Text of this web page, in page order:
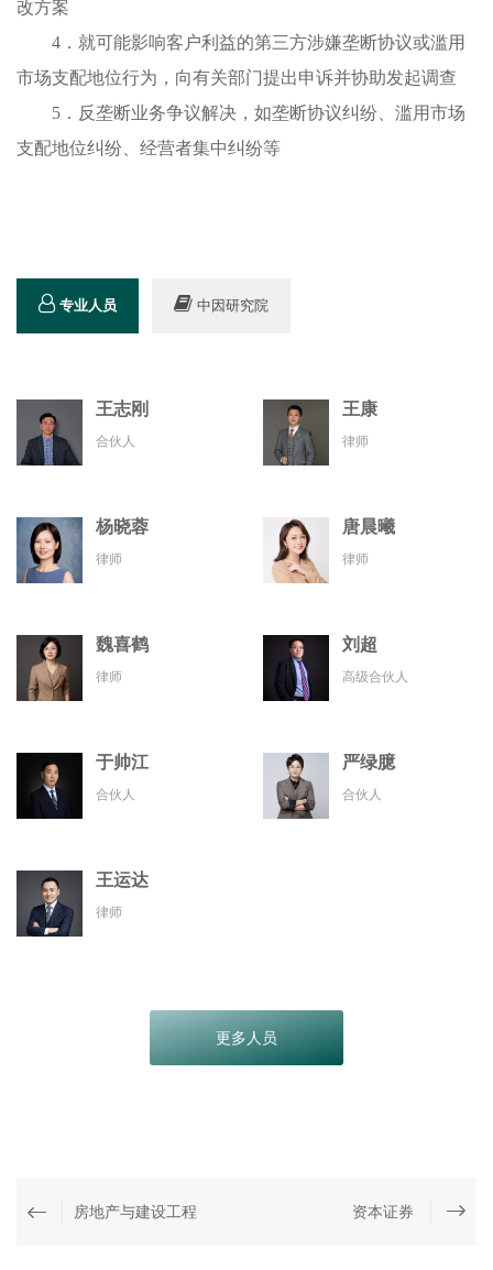
改方案
4． 就可能影响客户利益的第三方涉嫌垄断协议或滥用
市场支配地位行为，向有关部门提出申诉并协助发起调查
5． 反垄断业务争议解决，如垄断协议纠纷、滥用市场
支配地位纠纷、经营者集中纠纷等
专业人员
王志刚
合伙人
王康
律师
杨晓蓉
律师
唐晨曦
律师
魏喜鹤
律师
刘超
高级合伙人
于帅江
合伙人
严绿臆
合伙人
王运达
律师
更多人员
中因研究院
房地产与建设工程 资本证券